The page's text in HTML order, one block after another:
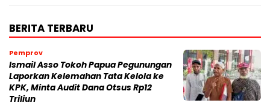
BERITA TERBARU
Pemprov
Ismail Asso Tokoh Papua Pegunungan
Laporkan Kelemahan Tata Kelola ke
KPK, Minta Audit Dana Otsus Rp12
Triliun